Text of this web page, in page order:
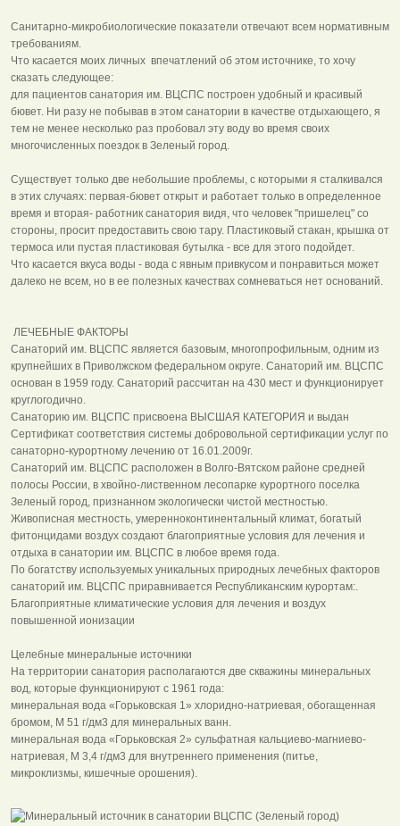
Санитарно-микробиологические показатели отвечают всем нормативным
требованиям.
Что касается моих личных впечатлений об этом источнике, то хочу
сказать следующее:
для пациентов санатория им. ВЦСПС построен удобный и красивый
бювет. Ни разу не побывав в этом санатории в качестве отдыхающего, я
тем не менее несколько раз пробовал эту воду во время своих
многочисленных поездок в Зеленый город.
Существует только две небольшие проблемы, с которыми я сталкивался
в этих случаях: первая-бювет открыт и работает только в определенное
время и вторая- работник санатория видя, что человек "пришелец" со
стороны, просит предоставить свою тару. Пластиковый стакан, крышка от
термоса или пустая пластиковая бутылка - все для этого подойдет.
Что касается вкуса воды - вода с явным привкусом и понравиться может
далеко не всем, но в ее полезных качествах сомневаться нет оснований.
ЛЕЧЕБНЫЕ ФАКТОРЫ
Санаторий им. ВЦСПС является базовым, многопрофильным, одним из
крупнейших в Приволжском федеральном округе. Санаторий им. ВЦСПС
основан в 1959 году. Санаторий рассчитан на 430 мест и функционирует
круглогодично.
Санаторию им. ВЦСПС присвоена ВЫСШАЯ КАТЕГОРИЯ и выдан
Сертификат соответствия системы добровольной сертификации услуг по
санаторно-курортному лечению от 16.01.2009г.
Санаторий им. ВЦСПС расположен в Волго-Вятском районе средней
полосы России, в хвойно-лиственном лесопарке курортного поселка
Зеленый город, признанном экологически чистой местностью.
Живописная местность, умеренноконтинентальный климат, богатый
фитонцидами воздух создают благоприятные условия для лечения и
отдыха в санатории им. ВЦСПС в любое время года.
По богатству используемых уникальных природных лечебных факторов
санаторий им. ВЦСПС приравнивается Республиканским курортам:.
Благоприятные климатические условия для лечения и воздух
повышенной ионизации
Целебные минеральные источники
На территории санатория располагаются две скважины минеральных
вод, которые функционируют с 1961 года:
минеральная вода «Горьковская 1» хлоридно-натриевая, обогащенная
бромом, М 51 г/дм3 для минеральных ванн.
минеральная вода «Горьковская 2» сульфатная кальциево-магниево-
натриевая, М 3,4 г/дм3 для внутреннего применения (питье,
микроклизмы, кишечные орошения).